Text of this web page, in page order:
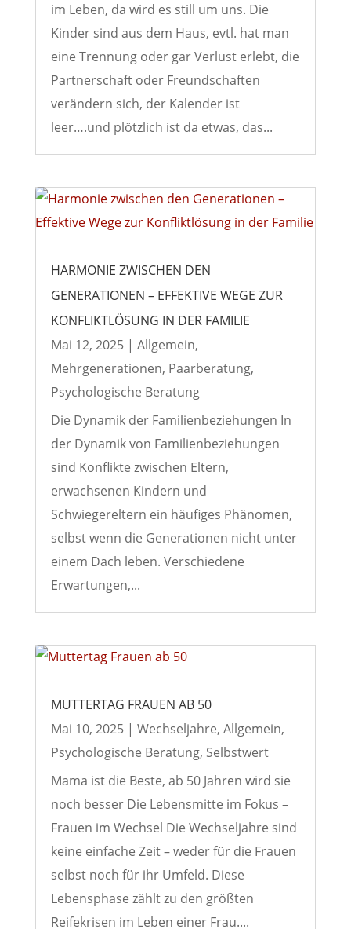
im Leben, da wird es still um uns. Die
Kinder sind aus dem Haus, evtl. hat man
eine Trennung oder gar Verlust erlebt, die
Partnerschaft oder Freundschaften
verändern sich, der Kalender ist
leer….und plötzlich ist da etwas, das...
HARMONIE ZWISCHEN DEN
GENERATIONEN – EFFEKTIVE WEGE ZUR
KONFLIKTLÖSUNG IN DER FAMILIE
Mai 12, 2025| Allgemein,
Mehrgenerationen, Paarberatung,
Psychologische Beratung
Die Dynamik der Familienbeziehungen In
der Dynamik von Familienbeziehungen
sind Konflikte zwischen Eltern,
erwachsenen Kindern und
Schwiegereltern ein häufiges Phänomen,
selbst wenn die Generationen nicht unter
einem Dach leben. Verschiedene
Erwartungen,...
MUTTERTAG FRAUEN AB 50
Mai 10, 2025| Wechseljahre, Allgemein,
Psychologische Beratung, Selbstwert
Mama ist die Beste, ab 50 Jahren wird sie
noch besser Die Lebensmitte im Fokus –
Frauen im Wechsel Die Wechseljahre sind
keine einfache Zeit – weder für die Frauen
selbst noch für ihr Umfeld. Diese
Lebensphase zählt zu den größten
Reifekrisen im Leben einer Frau....